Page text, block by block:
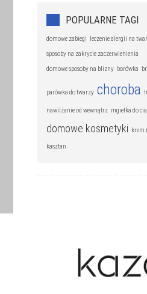
Kosmetyki pielęgnacyjne
Trądzik
POPULARNE TAGI
domowe zabiegi leczenie alergii na
sposoby na zakrycie zaczerwienienia
domowe sposoby na blizny borówka
parówka do twarzy choroba
nawilżanie od wewnątrz mgiełka do
domowe kosmetyki krem
kasztan